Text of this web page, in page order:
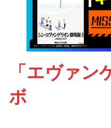
「エヴァ
ボ